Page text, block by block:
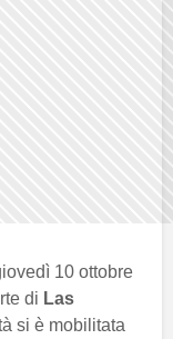
10 ottobre
di Las
si è mobilitata